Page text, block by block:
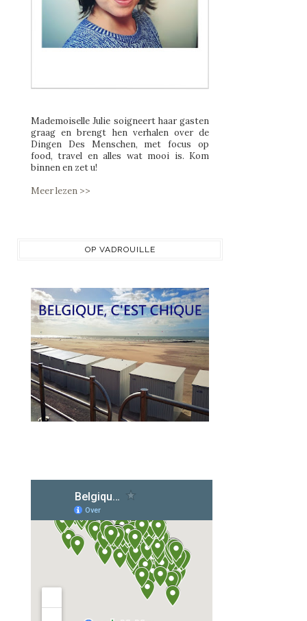
Mademoiselle Julie soigneert haar gasten
graag en brengt hen verhalen over de
Dingen Des Menschen, met focus op
food, travel en alles wat mooi is. Kom
binnen en zet u!
Meer lezen >>
OP VADROUILLE